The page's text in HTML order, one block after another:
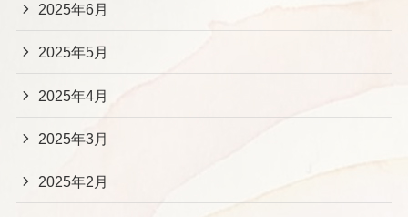
2025年6月
2025年5月
2025年4月
2025年3月
2025年2月